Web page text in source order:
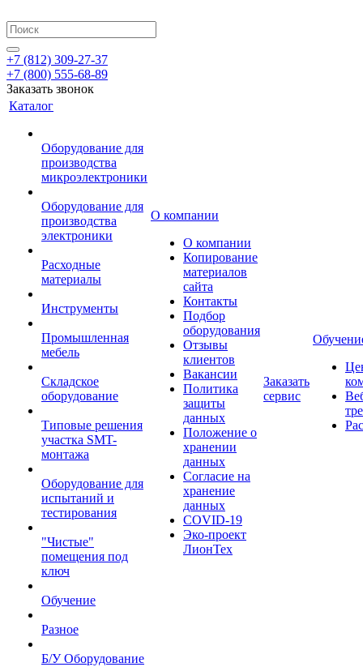
+7 (812) 309-27-37
+7 (800) 555-68-89
Заказать звонок
Каталог
Оборудование для
производства
микроэлектроники
Оборудование для
производства
электроники
Расходные
материалы
Инструменты
Промышленная
мебель
Складское
оборудование
Типовые решения
участка SMT-
монтажа
Оборудование для
испытаний и
тестирования
"Чистые"
помещения под
ключ
Обучение
Разное
Б/У Оборудование
О компании
О компании
Копирование
материалов
сайта
Контакты
Подбор
оборудования
Отзывы
клиентов
Вакансии
Политика
защиты
данных
Положение о
хранении
данных
Согласие на
хранение
данных
COVID-19
Эко-проект
ЛионТех
Заказать
сервис